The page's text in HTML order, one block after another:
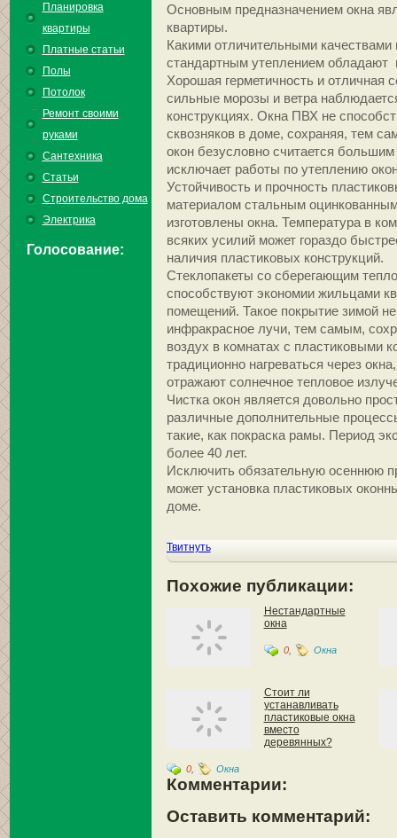
Планировка
квартиры
Платные статьи
Полы
Потолок
Ремонт своими
руками
Сантехника
Статьи
Строительство дома
Электрика
Голосование:
Основным предназначением окна
квартиры.
Какими отличительными качествами
стандартным утеплением обладают
Хорошая герметичность и отличная
сильные морозы и ветра
конструкциях. Окна ПВХ не
сквозняков в доме, сохраняя, тем
окон безусловно считается
исключает работы по утеплению
Устойчивость и прочность
материалом стальным
изготовлены окна. Температура в
всяких усилий может гораздо
наличия пластиковых конструкций.
Стеклопакеты со сберегающим
способствуют экономии жильцами
помещений. Такое покрытие зимой
инфракрасное лучи, тем самым,
воздух в комнатах с пластиковыми
традиционно нагреваться через
отражают солнечное тепловое
Чистка окон является довольно
различные дополнительные
такие, как покраска рамы. Период
более 40 лет.
Исключить обязательную осеннюю
может установка пластиковых
доме.
Твитнуть
Похожие публикации:
Нестандартные
окна
0, Окна
Стоит ли
устанавливать
пластиковые окна
вместо
деревянных?
0, Окна
Комментарии:
Оставить комментарий: